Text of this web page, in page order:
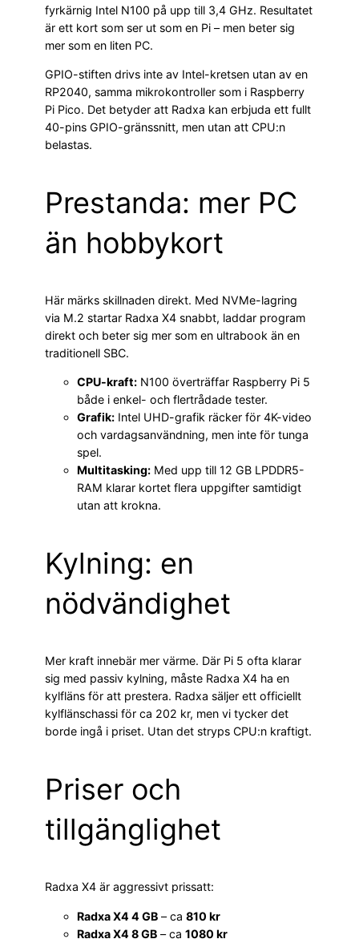
fyrkärnig Intel N100 på upp till 3,4 GHz. Resultatet
är ett kort som ser ut som en Pi – men beter sig
mer som en liten PC.
GPIO-stiften drivs inte av Intel-kretsen utan av en
RP2040, samma mikrokontroller som i Raspberry
Pi Pico. Det betyder att Radxa kan erbjuda ett fullt
40-pins GPIO-gränssnitt, men utan att CPU:n
belastas.
Prestanda: mer PC
än hobbykort
Här märks skillnaden direkt. Med NVMe-lagring
via M.2 startar Radxa X4 snabbt, laddar program
direkt och beter sig mer som en ultrabook än en
traditionell SBC.
CPU-kraft: N100 överträffar Raspberry Pi 5
både i enkel- och flertrådade tester.
Grafik: Intel UHD-grafik räcker för 4K-video
och vardagsanvändning, men inte för tunga
spel.
Multitasking: Med upp till 12 GB LPDDR5-
RAM klarar kortet flera uppgifter samtidigt
utan att krokna.
Kylning: en
nödvändighet
Mer kraft innebär mer värme. Där Pi 5 ofta klarar
sig med passiv kylning, måste Radxa X4 ha en
kylfläns för att prestera. Radxa säljer ett officiellt
kylflänschassi för ca 202 kr, men vi tycker det
borde ingå i priset. Utan det stryps CPU:n kraftigt.
Priser och
tillgänglighet
Radxa X4 är aggressivt prissatt:
Radxa X4 4 GB – ca 810 kr
Radxa X4 8 GB – ca 1080 kr